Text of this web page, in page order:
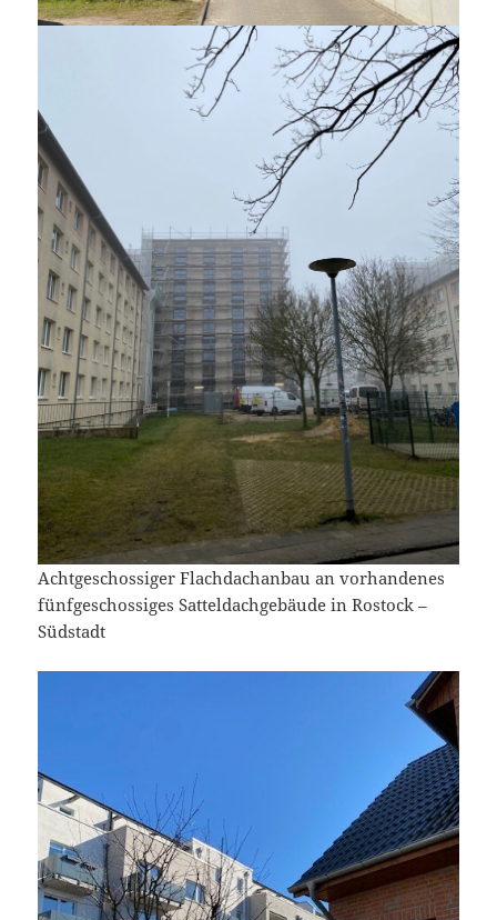
Achtgeschossiger Flachdachanbau an vorhandenes
fünfgeschossiges Satteldachgebäude in Rostock –
Südstadt